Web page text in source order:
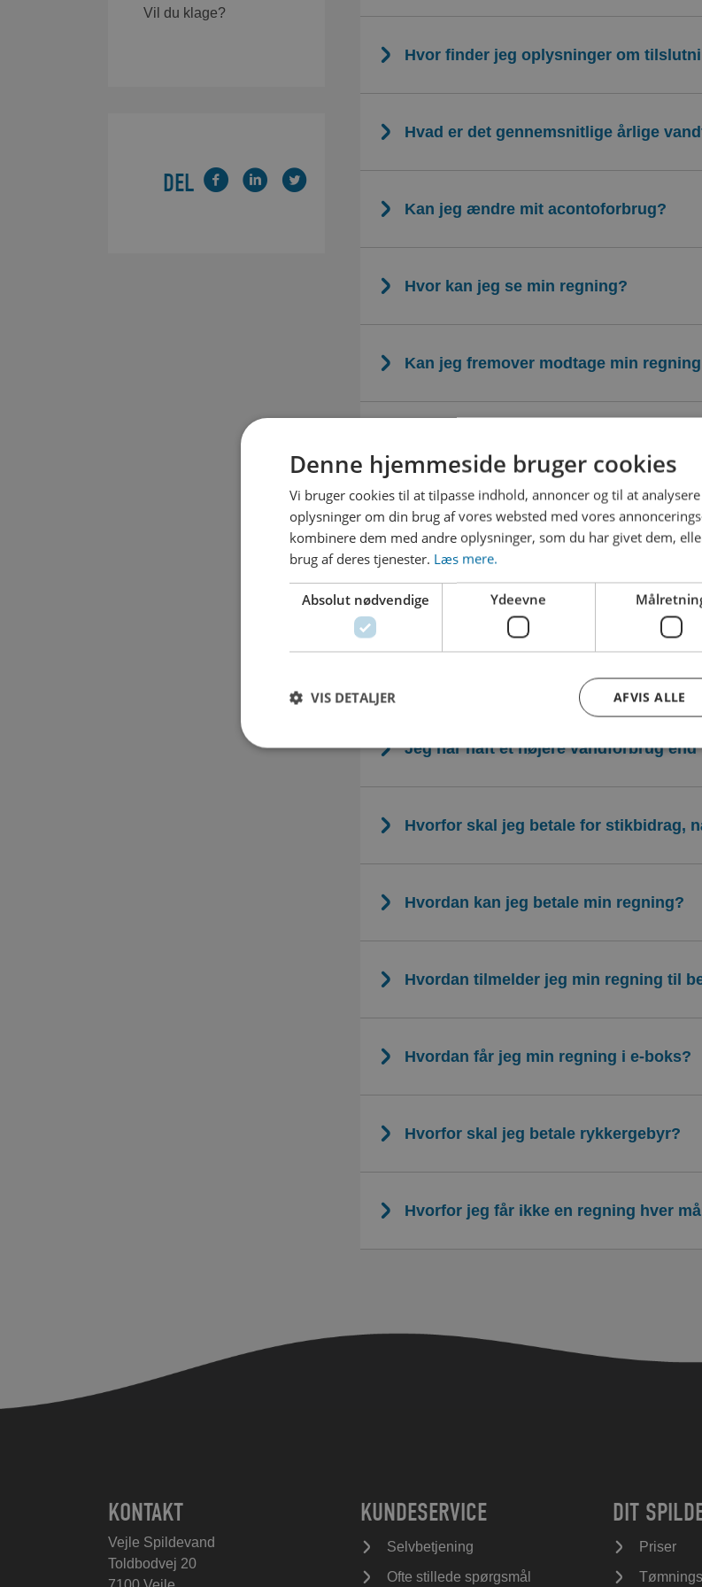
Vil du klage?
DEL
Hvor finder jeg oplysninger om
Hvad er det gennemsnitlige årlige
Kan jeg ændre mit acontoforbrug?
Hvor kan jeg se min regning?
Kan jeg fremover modtage min
Jeg har ikke mulighed for at betale
Jeg har modtaget rykker – men har
Jeg har haft et højere vandforbrug
Hvorfor skal jeg betale for stikbidrag,
Hvordan kan jeg betale min regning?
Hvordan tilmelder jeg min regning til
Hvordan får jeg min regning i e-boks?
Hvorfor skal jeg betale rykkergebyr?
Hvorfor jeg får ikke en regning hver
KONTAKT
Vejle Spildevand
Toldbodvej 20
KUNDESERVICE
Selvbetjening
Ofte stillede spørgsmål
DIT
Priser
Denne hjemmeside bruger cookies
Vi bruger cookies til at tilpasse indhold, annoncer og til at
oplysninger om din brug af vores websted med vores
kombinere dem med andre oplysninger, som du har givet dem,
brug af deres tjenester. Læs mere.
Absolut nødvendige Ydeevne
AFVIS ALLE
VIS DETALJER